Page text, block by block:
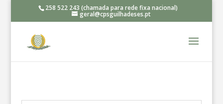
258 522 243 (chamada para rede fixa nacional)
geral@cpsguilhadeses.pt